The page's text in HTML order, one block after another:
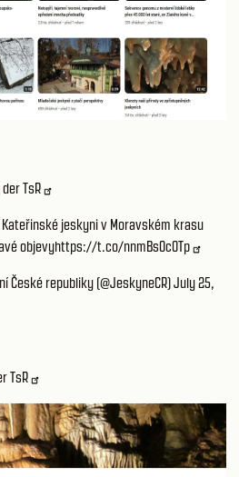
TsR
jeskyni v Moravském krasu
objevyhttps://t.co/nnmBs0c0Tp
republiky (@JeskyneCR)July 25,
TsR